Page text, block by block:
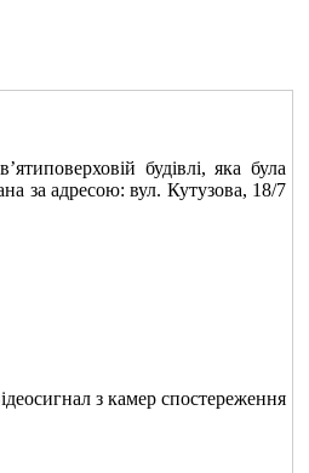
будівлі, яка була
за адресою: вул. Кутузова, 18/7
з камер спостереження